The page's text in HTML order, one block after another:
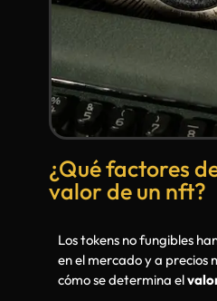
¿Qué factores
valor de un nft?
Los tokens no fungibles
en el mercado y a precios
cómo se determina el